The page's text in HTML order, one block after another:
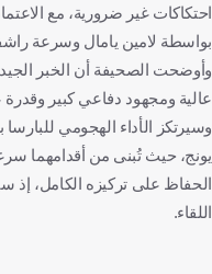
احتكاكات غير ضرورية، مع
بواسطة لامين يامال وسرعة
وأوضحت الصحيفة أن الخبر
عالية ومجهود دفاعي كبير
وسيرتكز الأداء الهجومي
يونج، حيث تُبنى من أقدامهما
الحفاظ على تركيزه الكامل، إذ
اللقاء.